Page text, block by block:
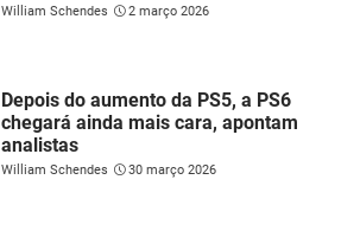
William Schendes 2 março 2026
Depois do aumento da PS5, a PS6
chegará ainda mais cara, apontam
analistas
William Schendes 30 março 2026